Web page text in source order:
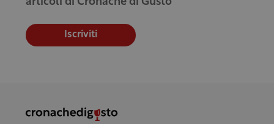
articoli di Cronache di Gusto
Iscriviti